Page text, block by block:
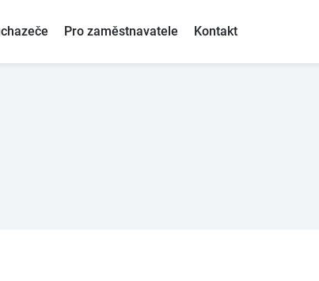
Pro zaměstnavatele Kontakt